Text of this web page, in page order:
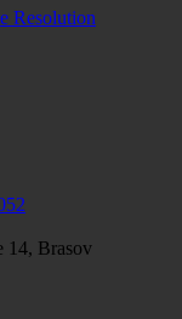
Resolution
14, Brasov